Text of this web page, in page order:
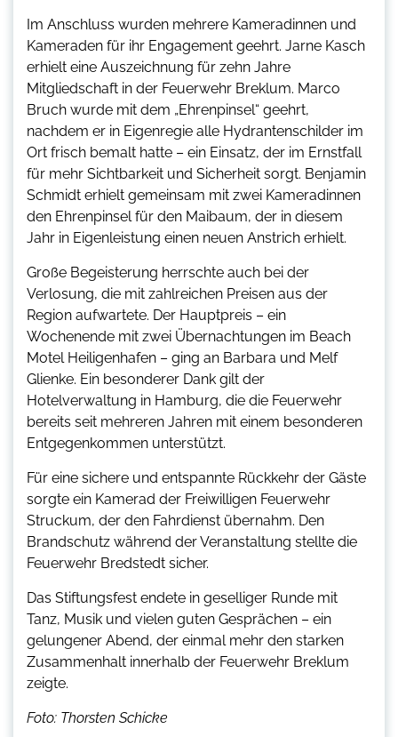
Im Anschluss wurden mehrere Kameradinnen und
Kameraden für ihr Engagement geehrt. Jarne Kasch
erhielt eine Auszeichnung für zehn Jahre
Mitgliedschaft in der Feuerwehr Breklum. Marco
Bruch wurde mit dem „Ehrenpinsel“ geehrt,
nachdem er in Eigenregie alle Hydrantenschilder im
Ort frisch bemalt hatte – ein Einsatz, der im Ernstfall
für mehr Sichtbarkeit und Sicherheit sorgt. Benjamin
Schmidt erhielt gemeinsam mit zwei Kameradinnen
den Ehrenpinsel für den Maibaum, der in diesem
Jahr in Eigenleistung einen neuen Anstrich erhielt.
Große Begeisterung herrschte auch bei der
Verlosung, die mit zahlreichen Preisen aus der
Region aufwartete. Der Hauptpreis – ein
Wochenende mit zwei Übernachtungen im Beach
Motel Heiligenhafen – ging an Barbara und Melf
Glienke. Ein besonderer Dank gilt der
Hotelverwaltung in Hamburg, die die Feuerwehr
bereits seit mehreren Jahren mit einem besonderen
Entgegenkommen unterstützt.
Für eine sichere und entspannte Rückkehr der Gäste
sorgte ein Kamerad der Freiwilligen Feuerwehr
Struckum, der den Fahrdienst übernahm. Den
Brandschutz während der Veranstaltung stellte die
Feuerwehr Bredstedt sicher.
Das Stiftungsfest endete in geselliger Runde mit
Tanz, Musik und vielen guten Gesprächen – ein
gelungener Abend, der einmal mehr den starken
Zusammenhalt innerhalb der Feuerwehr Breklum
zeigte.
Foto: Thorsten Schicke